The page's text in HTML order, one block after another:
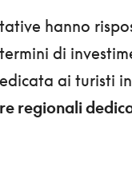
hanno
di
ai turisti
regionali